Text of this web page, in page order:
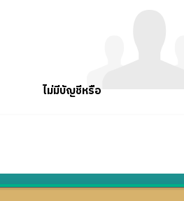
ไม่มีบัญชีหรือ